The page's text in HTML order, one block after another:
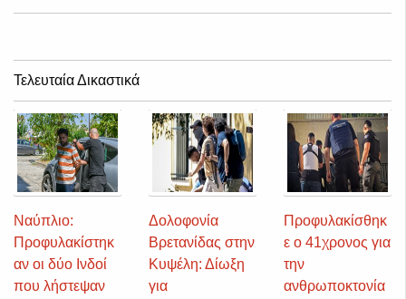
Τελευταία Δικαστικά
Ναύπλιο:
Προφυλακίστηκ
αν οι δύο Ινδοί
που λήστεψαν
Δολοφονία
Βρετανίδας στην
Κυψέλη: Δίωξη
για
Προφυλακίσθηκ
ε ο 41χρονος για
την
ανθρωποκτονία